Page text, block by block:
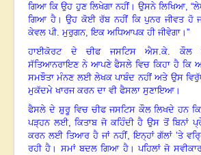
ਗਿਆ ਕਿ ਉਹ ਹੁਣ ਲਿਖੇਗਾ ਨਹੀਂ। ਉਸਨੇ ਲਿਖਿਆ, “
ਗਿਆ ਹੈ। ਉਹ ਕੋਈ ਰੱਬ ਨਹੀਂ ਕਿ ਪੁਨਰ ਜੀਵਤ ਹੋ
ਕੇਵਲ ਪੀ. ਮੁਰੁਗਨ,ਇਕ ਅਧਿਆਪਕ ਹੀ ਜੀਵੇਗਾ।”
ਹਾਈਕੋਰਟ ਦੇ ਚੀਫ ਜਸਟਿਸ ਐਸ.ਕੇ. ਕੌਲ
ਸੱਤਿਆਨਰਾਇਣ ਨੇ ਆਪਣੇ ਫੈਸਲੇ ਵਿਚ ਕਿਹਾ ਹੈ
ਸਮਝੌਤਾ ਮੰਨਣ ਲਈ ਲੇਖਕ ਪਾਬੰਦ ਨਹੀਂ ਅਤੇ ਉਸ
ਮੁਕੱਦਮੇ ਖਾਰਜ ਕਰਨ ਦਾ ਵੀ ਫੈਸਲਾ ਸੁਣਾਇਆ।
ਫੈਸਲੇ ਦੇ ਸ਼ੁਰੂ ਵਿਚ ਚੀਫ ਜਸਟਿਸ ਕੌਲ ਲਿਖਦੇ ਹਨ ਕਿ
ਪੜ੍ਹਨ ਲਈ,ਕਿਤਾਬ ਜੋ ਕਹਿੰਦੀ ਹੈ ਉਸ ਤੋਂ ਬਿਨਾਂ
ਕਰਨ ਲਈ ਤਿਆਰ ਹੈ ਜਾਂ ਨਹੀਂ,ਇਨ੍ਹਾਂ ਗੱਲਾਂ ’ਤੇ
ਰਹੀ ਹੈ। ਸਮਾਂ ਬਦਲ ਗਿਆ ਹੈ। ਪਹਿਲਾਂ ਜੋ